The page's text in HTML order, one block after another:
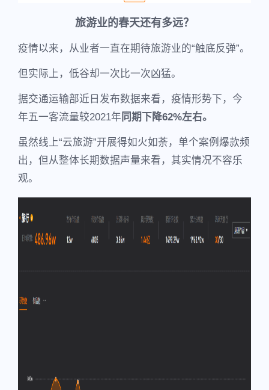
旅游业的春天还有多远？
疫情以来，从业者一直在期待旅游业的“触底反弹”。
但实际上，低谷却一次比一次凶猛。
据交通运输部近日发布数据来看，疫情形势下，今
年五一客流量较2021年 同期下降62%左右。
虽然线上“云旅游”开展得如火如荼，单个案例爆款频
出，但从整体长期数据声量来看，其实情况不容乐
观。